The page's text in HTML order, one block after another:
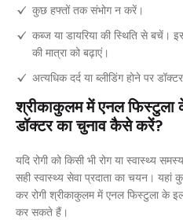
कुछ हफ्तों तक संभोग न करें।
कब्ज या डायरिया की स्थिति से
की मात्रा को बढ़ाएं।
अत्यधिक दर्द या ब्लीडिंग होने पर
श्रीकाकुलम में एनल फिस्टुला
डॉक्टर का चुनाव कैसे करें?
यदि रोगी को किसी भी रोग या स्वास्थ्य
सही स्वास्थ्य सेवा प्रदाता का चयन।
कर रोगी श्रीकाकुलम में एनल फिस्टुला के
कर सकते हैं।